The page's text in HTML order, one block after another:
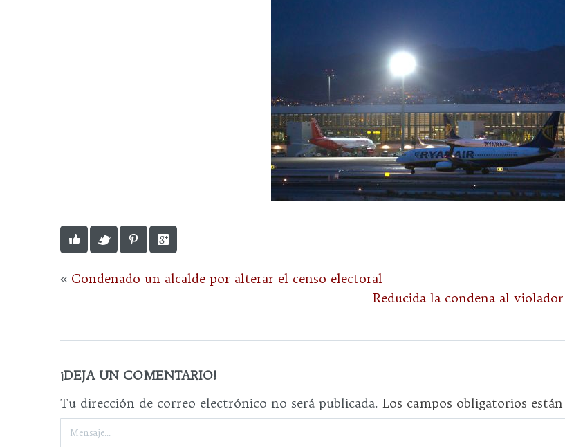
« Condenado un alcalde por alterar el censo electoral
Reducida la condena al
¡DEJA UN COMENTARIO!
Tu dirección de correo electrónico no será publicada. Los campos obligatorios